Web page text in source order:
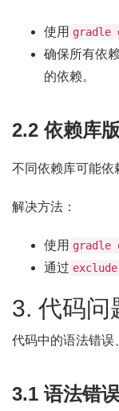
使用 gradle
确保所有依
的依赖。
2.2 依赖库
不同依赖库可能依
解决方法：
使用 gradle
通过 exclude
3. 代码问
代码中的语法错误
3.1 语法错